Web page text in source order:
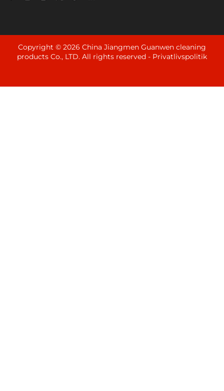
Copyright © 2026 China Jiangmen Guanwen cleaning
products Co., LTD. All rights reserved - Privatlivspolitik